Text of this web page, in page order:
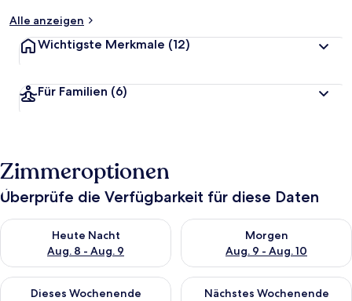
Alle anzeigen
Wichtigste Merkmale (12)
Für Familien (6)
Zimmeroptionen
Überprüfe die Verfügbarkeit für diese Daten
Heute Nacht
Aug. 8 - Aug. 9
Überprüfe die Verfügbarkeit für heute Nacht, Aug. 8 - Aug. 9.
Morgen
Aug. 9 - Aug. 10
Überprüfe die Verfügbarkeit
Dieses Wochenende
Überprüfe die Verfügbarkeit für dieses Wochenende, Aug. 14
Nächstes Wochenende
Überprüfe die Verfügbarkeit